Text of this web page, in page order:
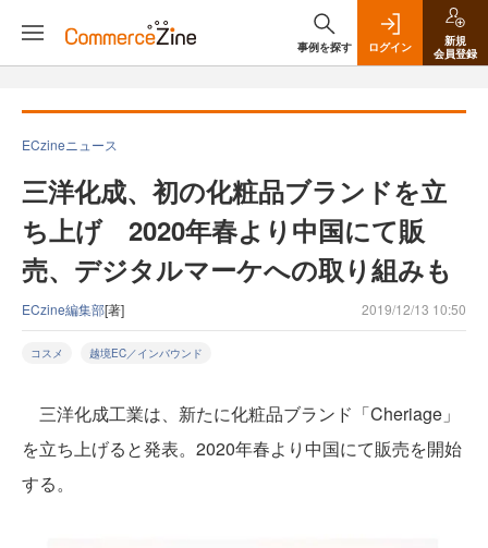
事例を探す ログイン
新規
会員登録
ECzineニュース
三洋化成、初の化粧品ブランドを立
ち上げ 2020年春より中国にて販
売、デジタルマーケへの取り組みも
ECzine編集部[著] 2019/12/13 10:50
コスメ 越境EC／インバウンド
三洋化成工業は、新たに化粧品ブランド「Cheriage」
を立ち上げると発表。2020年春より中国にて販売を開始
する。